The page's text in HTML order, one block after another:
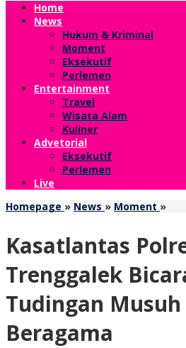
Home
News
Hukum & Kriminal
Moment
Eksekutif
Perlemen
Entertainment
Travel
Wisata Alam
Kuliner
Advetorial
Eksekutif
Perlemen
Live
Homepage » News » Moment »
&
Kasatlantas
Trenggalek
Tudingan
Beragama